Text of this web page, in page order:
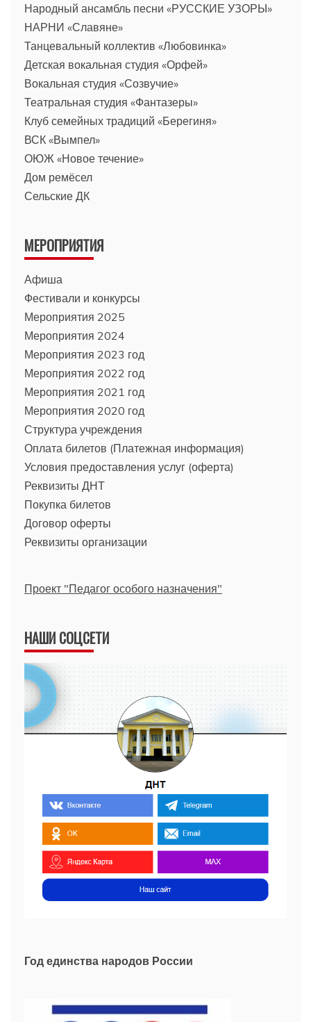
Народный ансамбль песни «РУССКИЕ УЗОРЫ»
НАРНИ «Славяне»
Танцевальный коллектив «Любовинка»
Детская вокальная студия «Орфей»
Вокальная студия «Созвучие»
Театральная студия «Фантазеры»
Клуб семейных традиций «Берегиня»
ВСК «Вымпел»
ОЮЖ «Новое течение»
Дом ремёсел
Сельские ДК
МЕРОПРИЯТИЯ
Афиша
Фестивали и конкурсы
Мероприятия 2025
Мероприятия 2024
Мероприятия 2023 год
Мероприятия 2022 год
Мероприятия 2021 год
Мероприятия 2020 год
Структура учреждения
Оплата билетов (Платежная информация)
Условия предоставления услуг (оферта)
Реквизиты ДНТ
Покупка билетов
Договор оферты
Реквизиты организации
Проект "Педагог особого назначения"
НАШИ СОЦСЕТИ
Год единства народов России